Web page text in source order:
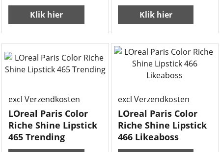
Klik hier Klik hier
excl Verzendkosten
LOreal Paris Color
Riche Shine Lipstick
465 Trending
excl Verzendkosten
LOreal Paris Color
Riche Shine Lipstick
466 Likeaboss